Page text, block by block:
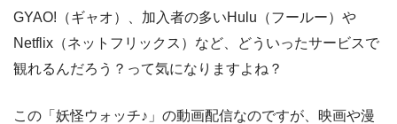
GYAO!（ギャオ）、加入者の多いHulu（フールー）や
Netflix（ネットフリックス）など、どういったサービスで
観れるんだろう？って気になりますよね？
この「妖怪ウォッチ♪」の動画配信なのですが、映画や漫